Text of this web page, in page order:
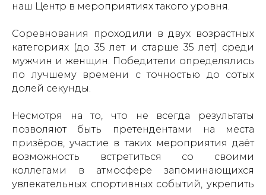
наш Центр в мероприятиях такого уровня.
Соревнования проходили в двух возрастных
категориях (до 35 лет и старше 35 лет) среди
мужчин и женщин. Победители определялись
по лучшему времени с точностью до сотых
долей секунды.
Несмотря на то, что не всегда результаты
позволяют быть претендентами на места
призёров, участие в таких мероприятия даёт
возможность встретиться со своими
коллегами в атмосфере запоминающихся
увлекательных спортивных событий, укрепить